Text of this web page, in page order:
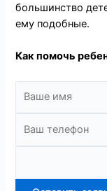
большинство
ему подобные.
Как помочь